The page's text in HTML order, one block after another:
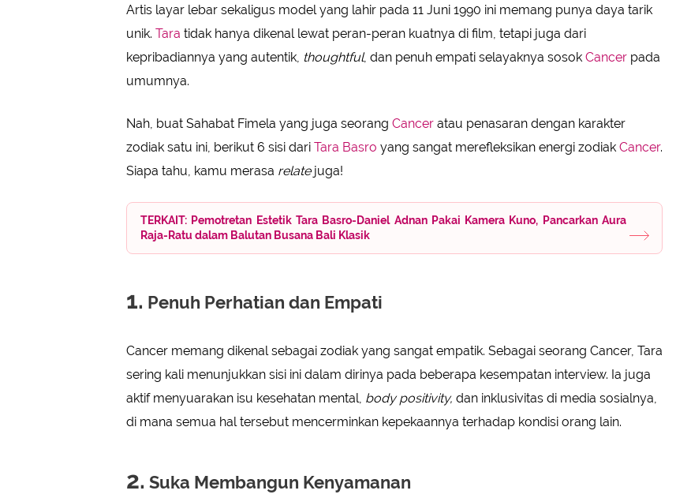
Artis layar lebar sekaligus model yang lahir pada 11 Juni 1990 ini memang punya daya tarik
unik. Tara tidak hanya dikenal lewat peran-peran kuatnya di film, tetapi juga dari
kepribadiannya yang autentik, thoughtful, dan penuh empati selayaknya sosok Cancer pada
umumnya.
Nah, buat Sahabat Fimela yang juga seorang Cancer atau penasaran dengan karakter
zodiak satu ini, berikut 6 sisi dari Tara Basro yang sangat merefleksikan energi zodiak Cancer.
Siapa tahu, kamu merasa relatejuga!
TERKAIT: Pemotretan Estetik Tara Basro-Daniel Adnan Pakai Kamera Kuno, Pancarkan Aura
Raja-Ratu dalam Balutan Busana Bali Klasik
1. Penuh Perhatian dan Empati
Cancer memang dikenal sebagai zodiak yang sangat empatik. Sebagai seorang Cancer, Tara
sering kali menunjukkan sisi ini dalam dirinya pada beberapa kesempatan interview. Ia juga
aktif menyuarakan isu kesehatan mental, body positivity, dan inklusivitas di media sosialnya,
di mana semua hal tersebut mencerminkan kepekaannya terhadap kondisi orang lain.
2. Suka Membangun Kenyamanan